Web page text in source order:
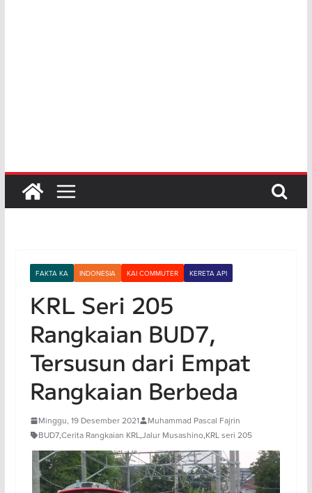
FAKTA KA INDONESIA KAI COMMUTER KERETA API
KRL Seri 205
Rangkaian BUD7,
Tersusun dari Empat
Rangkaian Berbeda
Minggu, 19 Desember 2021
Muhammad Pascal Fajrin
BUD7,Cerita Rangkaian KRL,Jalur Musashino,KRL seri 205